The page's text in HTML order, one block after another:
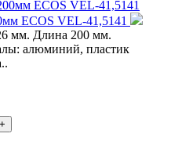
ECOS VEL-41,5141
мм. Длина 200 мм.
алюминий, пластик
+